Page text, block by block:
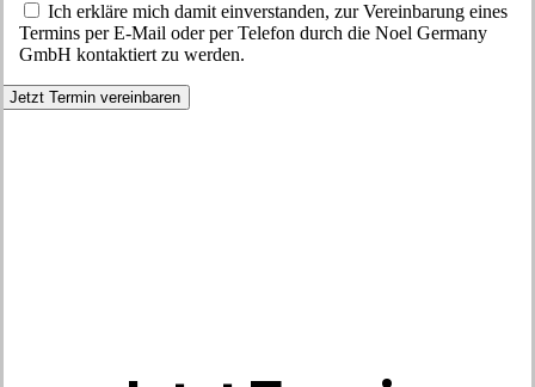
Ich erkläre mich damit einverstanden, zur Vereinbarung eines
Termins per E-Mail oder per Telefon durch die Noel Germany
GmbH kontaktiert zu werden.